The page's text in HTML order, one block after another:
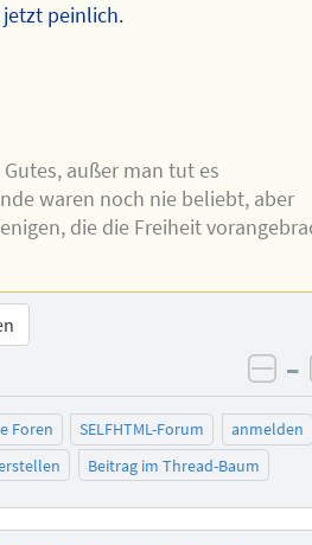
jetzt peinlich.
außer man tut es
waren noch nie beliebt, aber
die die Freiheit
–
Foren SELFHTML-Forum
anmelden
Beitrag im Thread-Baum